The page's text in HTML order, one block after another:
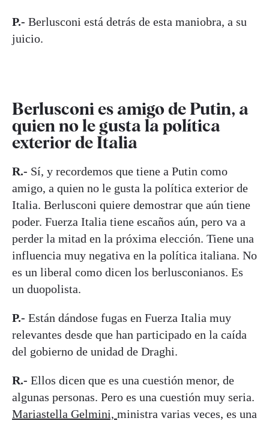
P.- Berlusconi está detrás de esta maniobra, a su
juicio.
Berlusconi es amigo de Putin, a
quien no le gusta la política
exterior de Italia
R.- Sí, y recordemos que tiene a Putin como
amigo, a quien no le gusta la política exterior de
Italia. Berlusconi quiere demostrar que aún tiene
poder. Fuerza Italia tiene escaños aún, pero va a
perder la mitad en la próxima elección. Tiene una
influencia muy negativa en la política italiana. No
es un liberal como dicen los berlusconianos. Es
un duopolista.
P.- Están dándose fugas en Fuerza Italia muy
relevantes desde que han participado en la caída
del gobierno de unidad de Draghi.
R.- Ellos dicen que es una cuestión menor, de
algunas personas. Pero es una cuestión muy seria.
Mariastella Gelmini, ministra varias veces, es una